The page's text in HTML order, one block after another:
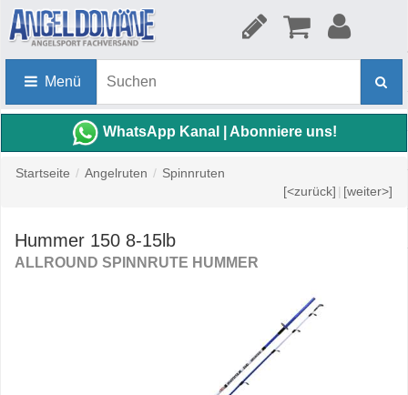
Menü
WhatsApp Kanal | Abonniere uns!
Startseite / Angelruten / Spinnruten
[<zurück] | [weiter>]
Hummer 150 8-15lb
ALLROUND SPINNRUTE HUMMER